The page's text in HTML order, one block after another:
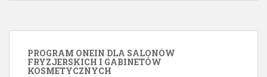
PROGRAM ONEIN DLA SALONÓW
FRYZJERSKICH I GABINETÓW
KOSMETYCZNYCH